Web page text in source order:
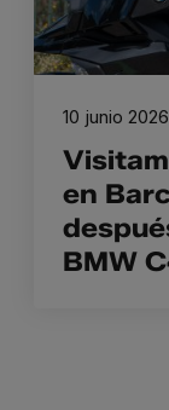
en
BMW
10 junio 2026